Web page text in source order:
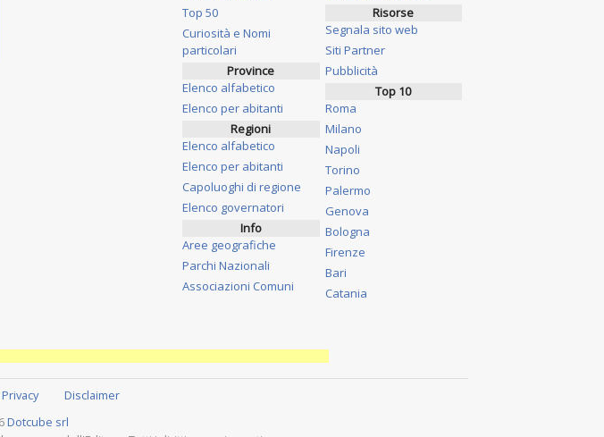
Top 50
Curiosità e Nomi
particolari
Province
Elenco alfabetico
Elenco per abitanti
Regioni
Elenco alfabetico
Elenco per abitanti
Capoluoghi di regione
Elenco governatori
Info
Aree geografiche
Parchi Nazionali
Associazioni Comuni
Risorse
Segnala sito web
Siti Partner
Pubblicità
Top 10
Roma
Milano
Napoli
Torino
Palermo
Genova
Bologna
Firenze
Bari
Catania
Privacy
Disclaimer
Dotcube srl